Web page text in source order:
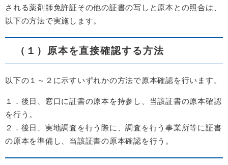
される薬剤師免許証その他の証書の写しと原本との照合は、
以下の方法で実施します。
（１）原本を直接確認する方法
以下の１～２に示すいずれかの方法で原本確認を行います。
１．後日、窓口に証書の原本を持参し、当該証書の原本確認
を行う。
２．後日、実地調査を行う際に、調査を行う事業所等に証書
の原本を準備し、当該証書の原本確認を行う。